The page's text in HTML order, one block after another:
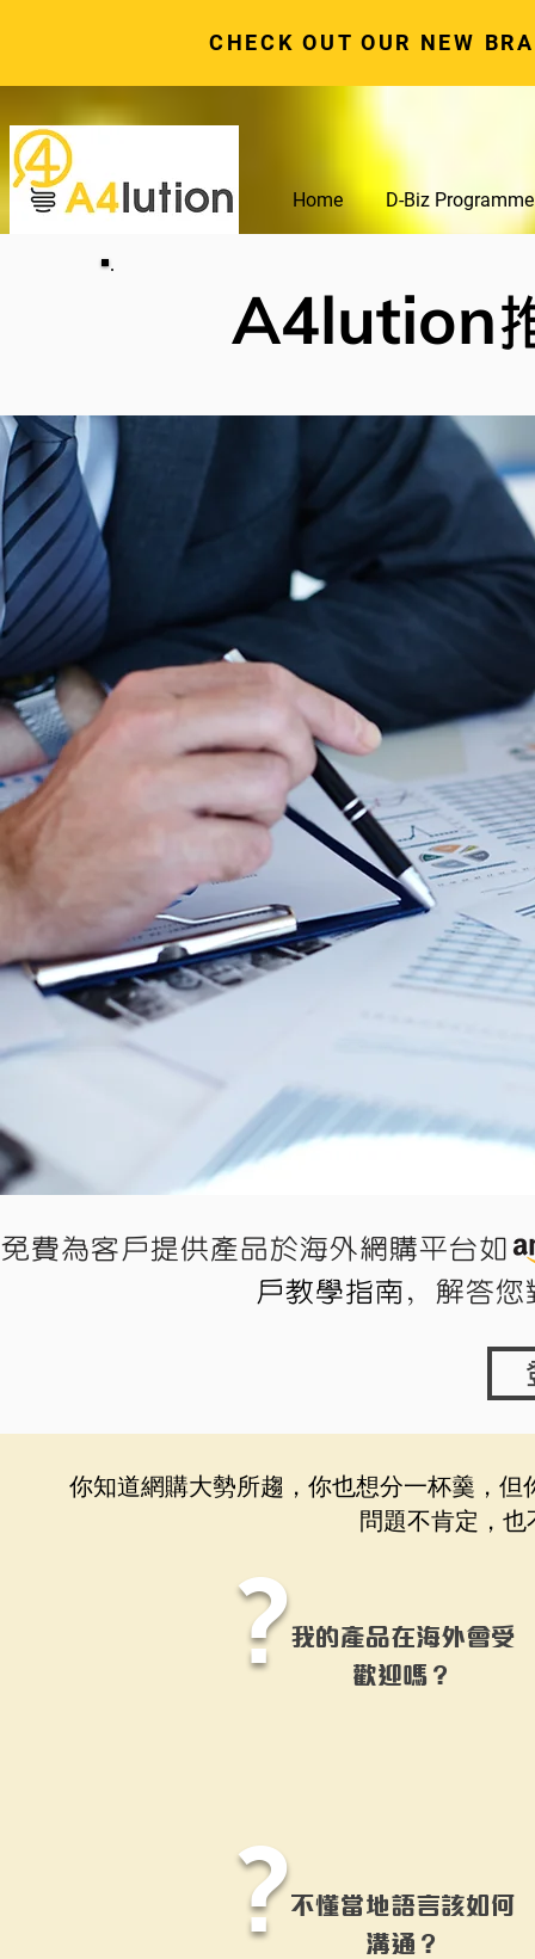
CHECK OUT OUR NEW
Home D-Biz Programme
A4lution
免費為客戶提供產品於海外網購
戶教學指南 ，解答
你知道網購大勢所趨，你也想分一杯羹，
問題不肯定，
?我的產品在海外會受
歡迎嗎？
?​不懂當地語言該如何
溝通？